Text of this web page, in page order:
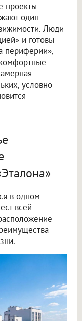
проекты
один
Люди
и готовы
периферии»,
условно
в одном
всей